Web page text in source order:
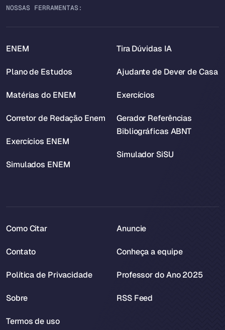
NOSSAS FERRAMENTAS:
ENEM
Plano de Estudos
Matérias do ENEM
Corretor de Redação Enem
Exercícios ENEM
Simulados ENEM
Tira Dúvidas IA
Ajudante de Dever de Casa
Exercícios
Gerador Referências
Bibliográficas ABNT
Simulador SiSU
Como Citar
Contato
Política de Privacidade
Sobre
Termos de uso
Anuncie
Conheça a equipe
Professor do Ano 2025
RSS Feed